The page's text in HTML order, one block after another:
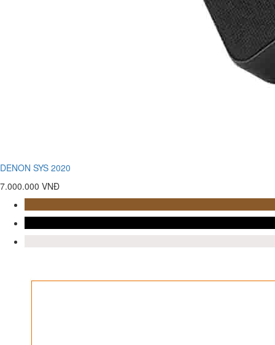
DENON SYS 2020
7.000.000 VNĐ